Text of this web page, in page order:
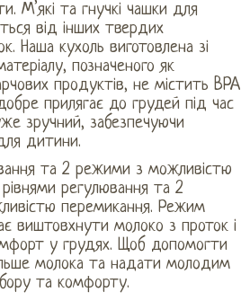
М’які та гнучкі чашки для
від інших твердих
Наша кухоль виготовлена ​​зі
позначеного як
продуктів, не містить BPA
прилягає до грудей під час
зручний, забезпечуючи
дитини.
та 2 режими з можливістю
регулювання та 2
перемикання. Режим
виштовхнути молоко з проток і
у грудях. Щоб допомогти
молока та надати молодим
та комфорту.